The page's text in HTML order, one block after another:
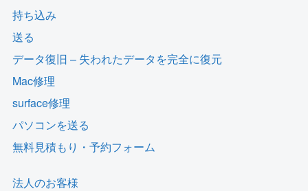
持ち込み
送る
データ復旧 – 失われたデータを完全に復元
Mac修理
surface修理
パソコンを送る
無料見積もり・予約フォーム
法人のお客様